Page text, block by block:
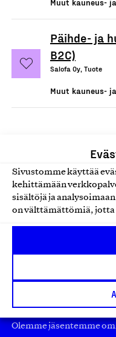
Sivustomme käyttää
kehittämään
sisältöjä ja
on välttämättömiä,
Muut kauneus-
Päihde- ja
B2C)
Salofa Oy, Tuote
Muut kauneus-
Edelliset
Olemme jäsentemme